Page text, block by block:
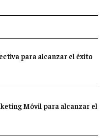
para alcanzar el éxito
Móvil para alcanzar el